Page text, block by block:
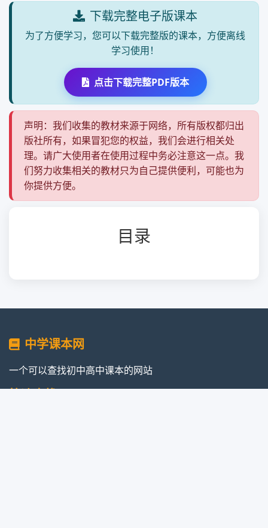
下载完整电子版课本
为了方便学习，您可以下载完整版的课本，方便离线
学习使用！
点击下载完整PDF版本
声明：我们收集的教材来源于网络，所有版权都归出
版社所有，如果冒犯您的权益，我们会进行相关处
理。请广大使用者在使用过程中务必注意这一点。我
们努力收集相关的教材只为自己提供便利，可能也为
你提供方便。
目录
中学课本网
一个可以查找初中高中课本的网站